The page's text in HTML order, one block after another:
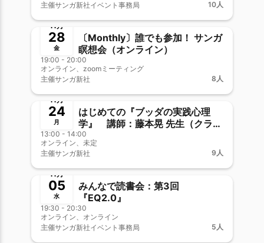
主催サンガ新社イベント事務局 10人
終了
11月
28
金
〔Monthly〕誰でも参加！ サンガ
瞑想会（オンライン）
19:00 - 20:00
オンライン、zoomミーティング
主催サンガ新社 8人
終了
11月
24
月
はじめての『ブッダの実践心理
学』 講師：藤本晃 先生（クラフ
ァンスタート記念イベント）
13:00 - 14:00
オンライン、未定
主催サンガ新社 9人
終了
11月
05
水
みんなで読書会：第3回
『EQ2.0』
19:30 - 20:30
オンライン、オンライン
主催サンガ新社イベント事務局 5人
終了